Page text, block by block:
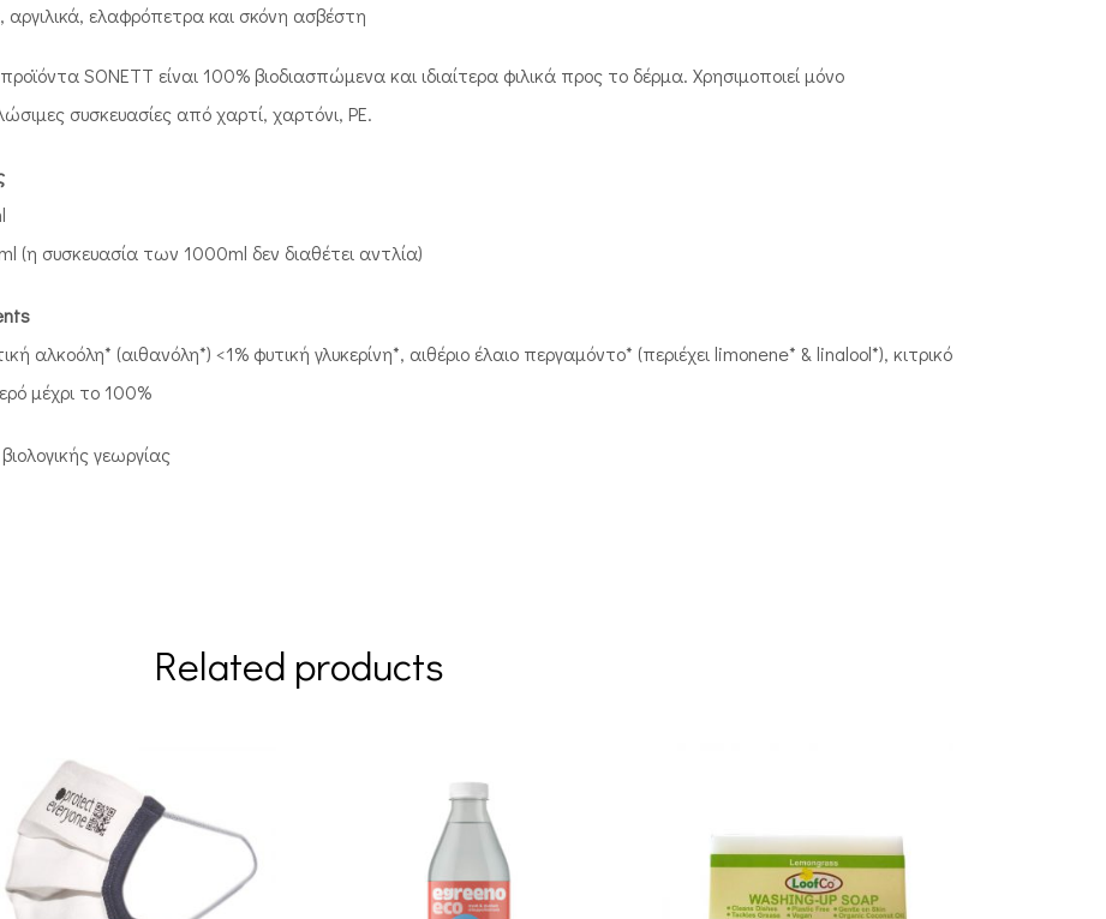
αργιλικά, ελαφρόπετρα και σκόνη ασβέστη
SONETT είναι 100% βιοδιασπώμενα και ιδιαίτερα φιλικά προς το δέρμα. Χρησιμοποιεί μόνο
συσκευασίες από χαρτί, χαρτόνι, PE.
(η συσκευασία των 1000ml δεν διαθέτει αντλία)
αλκοόλη* (αιθανόλη*) <1% φυτική γλυκερίνη*, αιθέριο έλαιο περγαμόντο* (περιέχει limonene* & linalool*), κιτρικό
μέχρι το 100%
γεωργίας
Related products